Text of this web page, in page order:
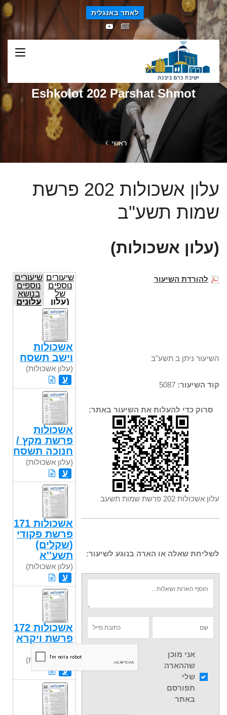
לאתר באנגלית
Eshkolot 202 Parshat Shmot
ראשי
עלון אשכולות 202 פרשת
שמות תשע"ב
(עלון אשכולות)
להורדת השיעור
השיעור ניתן ב תשע"ב
קוד השיעור:
סרוק כדי להעלות את השיעור באתר:
עלון אשכולות 202 פרשת שמות תשעב
לשליחת שאלה או הארה בנוגע לשיעור:
אני מוכן
שההארה
שלי
תפורסם
באתר
שיעורים
נוספים
של
(עלון
אשכולות)
שיעורים
נוספים
בנושא
עלונים
אשכולות
וישב תשסח
(עלון אשכולות)
ע
אשכולות
פרשת מקץ /
חנוכה תשסח
(עלון אשכולות)
ע
אשכולות 171
פרשת פקודי
(שקלים)
תשע''א
(עלון אשכולות)
ע
אשכולות 172
פרשת ויקרא
תשע"א
(עלון אשכולות)
ע